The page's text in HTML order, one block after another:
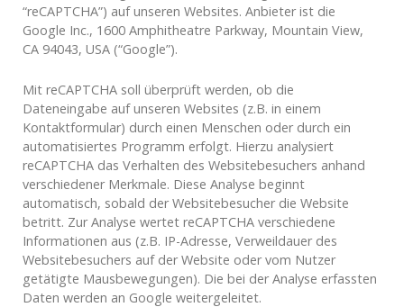
“reCAPTCHA”) auf unseren Websites. Anbieter ist die
Google Inc., 1600 Amphitheatre Parkway, Mountain View,
CA 94043, USA (“Google”).
Mit reCAPTCHA soll überprüft werden, ob die
Dateneingabe auf unseren Websites (z.B. in einem
Kontaktformular) durch einen Menschen oder durch ein
automatisiertes Programm erfolgt. Hierzu analysiert
reCAPTCHA das Verhalten des Websitebesuchers anhand
verschiedener Merkmale. Diese Analyse beginnt
automatisch, sobald der Websitebesucher die Website
betritt. Zur Analyse wertet reCAPTCHA verschiedene
Informationen aus (z.B. IP-Adresse, Verweildauer des
Websitebesuchers auf der Website oder vom Nutzer
getätigte Mausbewegungen). Die bei der Analyse erfassten
Daten werden an Google weitergeleitet.